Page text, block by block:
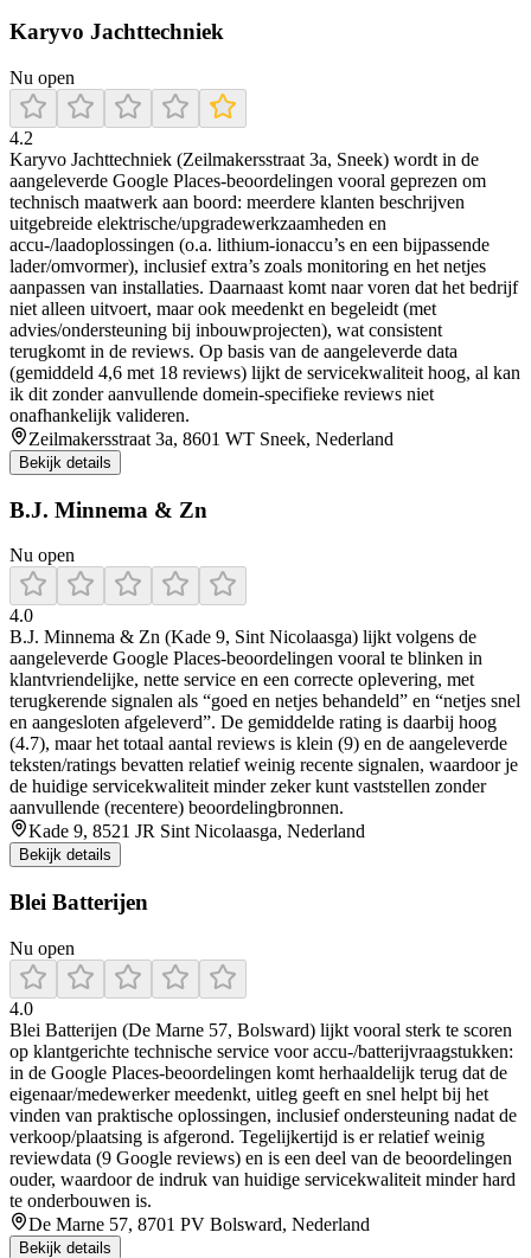
Karyvo Jachttechniek
Nu open
4.2
Karyvo Jachttechniek (Zeilmakersstraat 3a, Sneek) wordt in de
aangeleverde Google Places-beoordelingen vooral geprezen om
technisch maatwerk aan boord: meerdere klanten beschrijven
uitgebreide elektrische/upgradewerkzaamheden en
accu-/laadoplossingen (o.a. lithium-ionaccu’s en een bijpassende
lader/omvormer), inclusief extra’s zoals monitoring en het netjes
aanpassen van installaties. Daarnaast komt naar voren dat het bedrijf
niet alleen uitvoert, maar ook meedenkt en begeleidt (met
advies/ondersteuning bij inbouwprojecten), wat consistent
terugkomt in de reviews. Op basis van de aangeleverde data
(gemiddeld 4,6 met 18 reviews) lijkt de servicekwaliteit hoog, al kan
ik dit zonder aanvullende domein-specifieke reviews niet
onafhankelijk valideren.
Zeilmakersstraat 3a, 8601 WT Sneek, Nederland
Bekijk details
B.J. Minnema & Zn
Nu open
4.0
B.J. Minnema & Zn (Kade 9, Sint Nicolaasga) lijkt volgens de
aangeleverde Google Places-beoordelingen vooral te blinken in
klantvriendelijke, nette service en een correcte oplevering, met
terugkerende signalen als “goed en netjes behandeld” en “netjes snel
en aangesloten afgeleverd”. De gemiddelde rating is daarbij hoog
(4.7), maar het totaal aantal reviews is klein (9) en de aangeleverde
teksten/ratings bevatten relatief weinig recente signalen, waardoor je
de huidige servicekwaliteit minder zeker kunt vaststellen zonder
aanvullende (recentere) beoordelingbronnen.
Kade 9, 8521 JR Sint Nicolaasga, Nederland
Bekijk details
Blei Batterijen
Nu open
4.0
Blei Batterijen (De Marne 57, Bolsward) lijkt vooral sterk te scoren
op klantgerichte technische service voor accu-/batterijvraagstukken:
in de Google Places-beoordelingen komt herhaaldelijk terug dat de
eigenaar/medewerker meedenkt, uitleg geeft en snel helpt bij het
vinden van praktische oplossingen, inclusief ondersteuning nadat de
verkoop/plaatsing is afgerond. Tegelijkertijd is er relatief weinig
reviewdata (9 Google reviews) en is een deel van de beoordelingen
ouder, waardoor de indruk van huidige servicekwaliteit minder hard
te onderbouwen is.
De Marne 57, 8701 PV Bolsward, Nederland
Bekijk details